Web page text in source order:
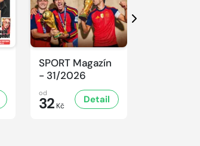
SPORT Magazín
- 31/2026
od
32 Kč
Detail
Další